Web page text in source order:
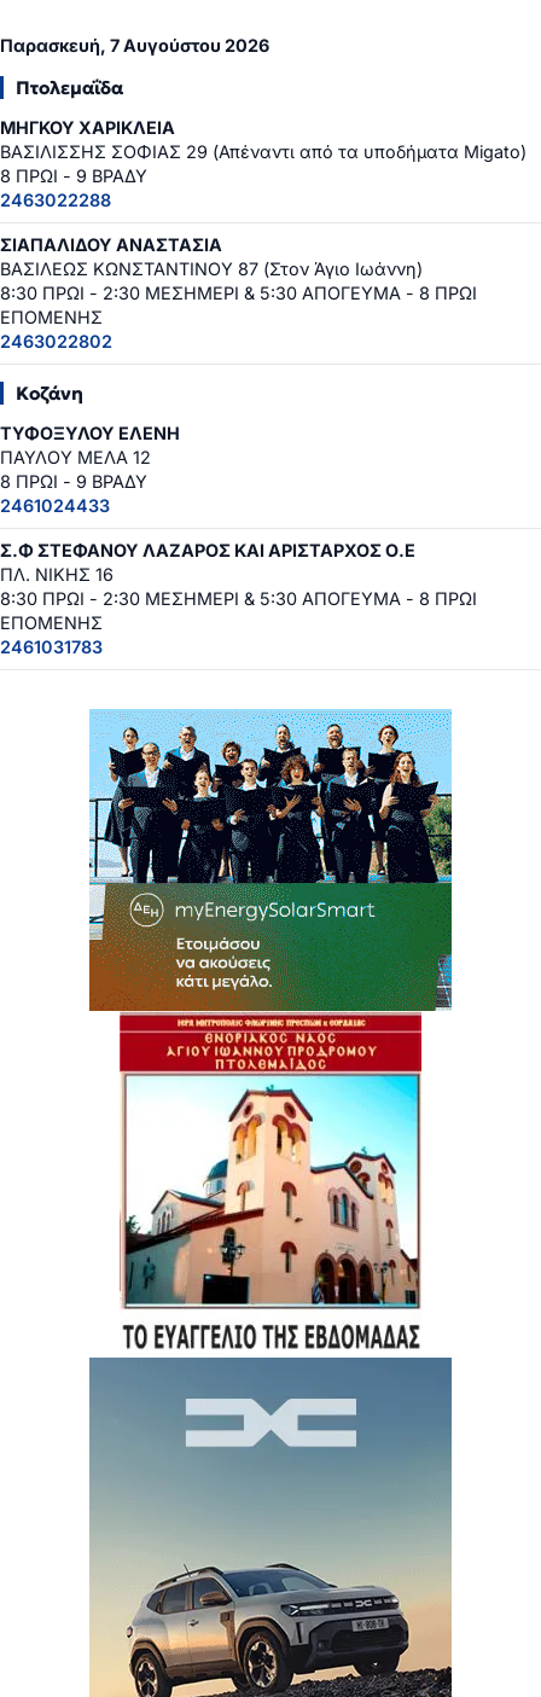
Παρασκευή, 7 Αυγούστου 2026
Πτολεμαΐδα
ΜΗΓΚΟΥ ΧΑΡΙΚΛΕΙΑ
ΒΑΣΙΛΙΣΣΗΣ ΣΟΦΙΑΣ 29 (Απέναντι από τα υποδήματα Migato)
8 ΠΡΩΙ - 9 ΒΡΑΔΥ
2463022288
ΣΙΑΠΑΛΙΔΟΥ ΑΝΑΣΤΑΣΙΑ
ΒΑΣΙΛΕΩΣ ΚΩΝΣΤΑΝΤΙΝΟΥ 87 (Στον Άγιο Ιωάννη)
8:30 ΠΡΩΙ - 2:30 ΜΕΣΗΜΕΡΙ & 5:30 ΑΠΟΓΕΥΜΑ - 8 ΠΡΩΙ
ΕΠΟΜΕΝΗΣ
2463022802
Κοζάνη
ΤΥΦΟΞΥΛΟΥ ΕΛΕΝΗ
ΠΑΥΛΟΥ ΜΕΛΑ 12
8 ΠΡΩΙ - 9 ΒΡΑΔΥ
2461024433
Σ.Φ ΣΤΕΦΑΝΟΥ ΛΑΖΑΡΟΣ ΚΑΙ ΑΡΙΣΤΑΡΧΟΣ Ο.Ε
ΠΛ. ΝΙΚΗΣ 16
8:30 ΠΡΩΙ - 2:30 ΜΕΣΗΜΕΡΙ & 5:30 ΑΠΟΓΕΥΜΑ - 8 ΠΡΩΙ
ΕΠΟΜΕΝΗΣ
2461031783